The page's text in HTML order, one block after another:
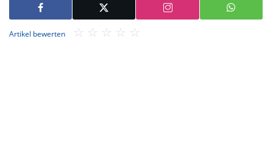
Artikel bewerten